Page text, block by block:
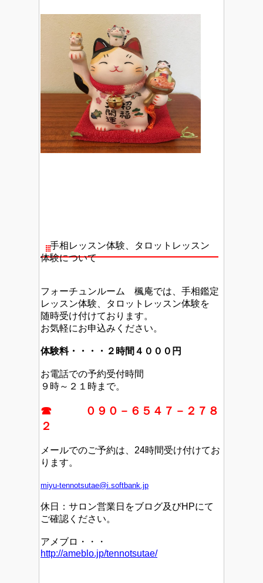
手相レッスン体験、タロットレッスン
体験について
フォーチュンルーム 楓庵では、手相鑑定
レッスン体験、タロットレッスン体験を
随時受け付けております。
お気軽にお申込みください。
体験料・・・・２時間４０００円
お電話での予約受付時間
９時～２１時まで。
☎ ０９０－６５４７－２７８
２
メールでのご予約は、24時間受け付けてお
ります。
miyu-tennotsutae@i.softbank.jp
休日：サロン営業日をブログ及びHPにて
ご確認ください。
アメブロ・・・
http://ameblo.jp/tennotsutae/